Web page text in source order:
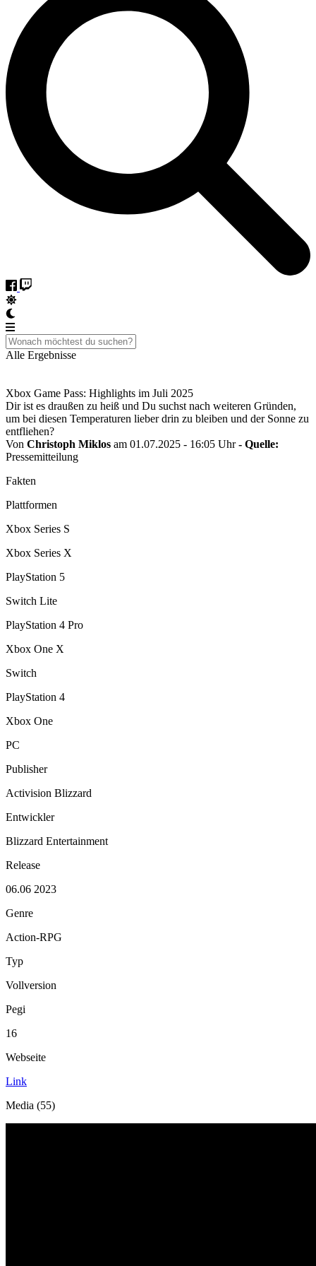
Alle Ergebnisse
Xbox Game Pass: Highlights im Juli 2025
Dir ist es draußen zu heiß und Du suchst nach weiteren Gründen,
um bei diesen Temperaturen lieber drin zu bleiben und der Sonne zu
entfliehen?
Von Christoph Miklos am 01.07.2025 - 16:05 Uhr- Quelle:
Pressemitteilung
Fakten
Plattformen
Xbox Series S
Xbox Series X
PlayStation 5
Switch Lite
PlayStation 4 Pro
Xbox One X
Switch
PlayStation 4
Xbox One
PC
Publisher
Activision Blizzard
Entwickler
Blizzard Entertainment
Release
06.06 2023
Genre
Action-RPG
Typ
Vollversion
Pegi
16
Webseite
Link
Media (55)